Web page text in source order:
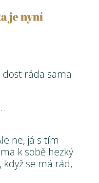
je nyní
ráda sama
ne, já s tím
k sobě hezký
se má rád,